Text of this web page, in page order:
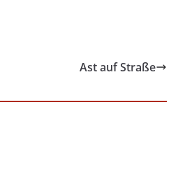
Ast auf Straße